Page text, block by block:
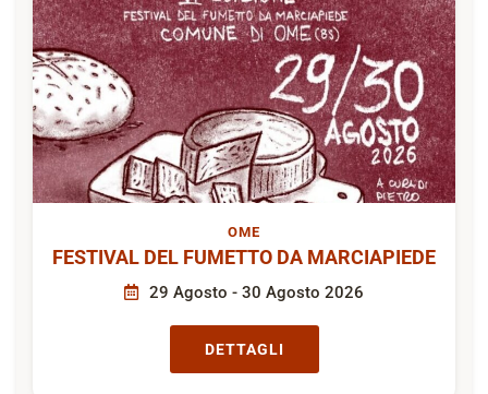
OME
FESTIVAL DEL FUMETTO DA MARCIAPIEDE
29 Agosto - 30 Agosto 2026
DETTAGLI